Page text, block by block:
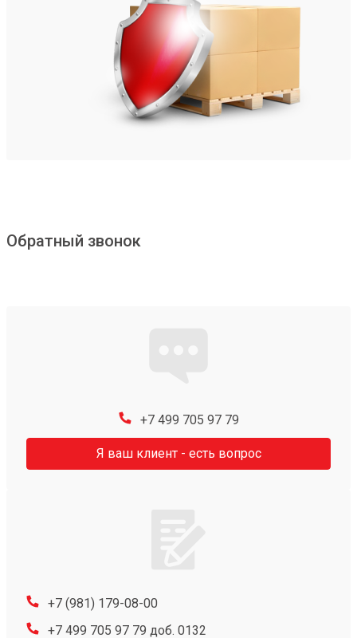
Обратный звонок
+7 499 705 97 79
Я ваш клиент - есть вопрос
+7 (981) 179-08-00
+7 499 705 97 79 доб. 0132